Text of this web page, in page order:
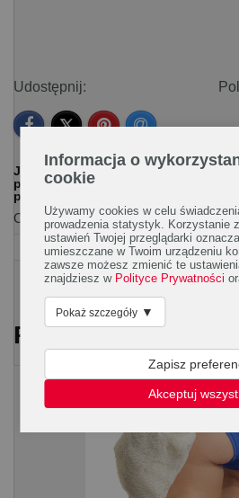
Udostępnij:
Jeśli chcesz w łatwy sposób dotrzeć
podobnej tematyce zaznacz
poniższej liście.
Ogólna:
kosmetyki
skóra uroda
PRZECZYTAJ
Informacja o
cookie
Używamy cookies w celu
prowadzenia statystyk. Korzystanie
ustawień Twojej przeglądarki
umieszczane w Twoim urządzeniu
zawsze możesz zmienić te
znajdziesz w Polityce Prywatności
Pokaż szczegóły ▼
Zapisz
Akceptuj